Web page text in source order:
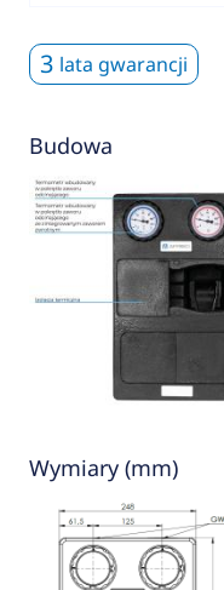
3 lata gwarancji
Budowa
Wymiary (mm)